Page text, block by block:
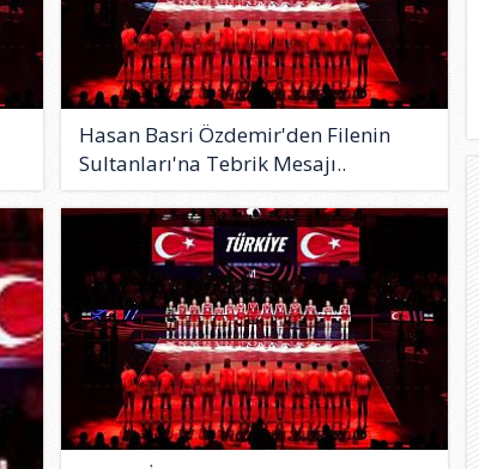
Hasan Basri Özdemir'den Filenin
Sultanları'na Tebrik Mesajı..